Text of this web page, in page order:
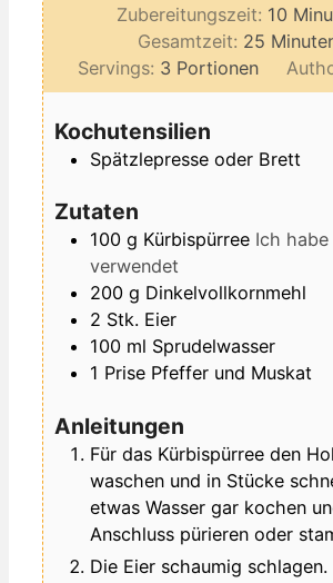
Zubereitungszeit: 10
Gesamtzeit: 25 Minuten
Servings: 3 Portionen
Kochutensilien
Spätzlepresse oder Brett
Zutaten
100 g Kürbispürree Ich
verwendet
200 g Dinkelvollkornmehl
2 Stk. Eier
100 ml Sprudelwasser
1 Prise Pfeffer und Muskat
Anleitungen
Für das Kürbispürree den
waschen und in Stücke
etwas Wasser gar kochen
Anschluss pürieren oder
Die Eier schaumig schlagen.